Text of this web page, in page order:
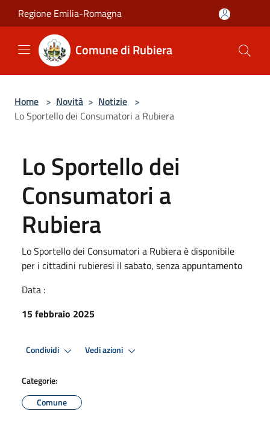
Salta al contenuto principale
Regione Emilia-Romagna
Comune di Rubiera
Home > Novità > Notizie >
Lo Sportello dei Consumatori a Rubiera
Lo Sportello dei
Consumatori a
Rubiera
Lo Sportello dei Consumatori a Rubiera è disponibile
per i cittadini rubieresi il sabato, senza appuntamento
Data :
15 febbraio 2025
Condividi Vedi azioni
Categorie:
Comune